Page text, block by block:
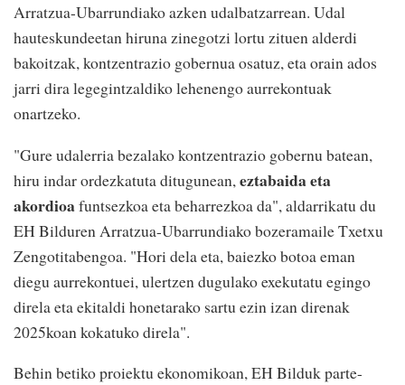
Arratzua-Ubarrundiako azken udalbatzarrean. Udal
hauteskundeetan hiruna zinegotzi lortu zituen alderdi
bakoitzak, kontzentrazio gobernua osatuz, eta orain ados
jarri dira legegintzaldiko lehenengo aurrekontuak
onartzeko.
"Gure udalerria bezalako kontzentrazio gobernu batean,
hiru indar ordezkatuta ditugunean,eztabaida eta
akordioafuntsezkoa eta beharrezkoa da", aldarrikatu du
EH Bilduren Arratzua-Ubarrundiako bozeramaile Txetxu
Zengotitabengoa. "Hori dela eta, baiezko botoa eman
diegu aurrekontuei, ulertzen dugulako exekutatu egingo
direla eta ekitaldi honetarako sartu ezin izan direnak
2025koan kokatuko direla".
Behin betiko proiektu ekonomikoan, EH Bilduk parte-